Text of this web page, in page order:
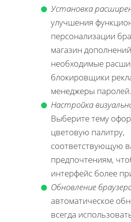
Установка
улучшения
персонализации
магазин
необходимые
блокировщики
менеджеры паролей.
Настройка
Выберите тему
цветовую палитру,
соответствующую
предпочтениям,
интерфейс более
Обновление
автоматическое
всегда